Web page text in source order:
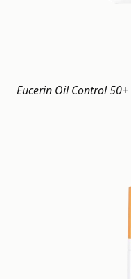
Eucerin Oil Control 50+